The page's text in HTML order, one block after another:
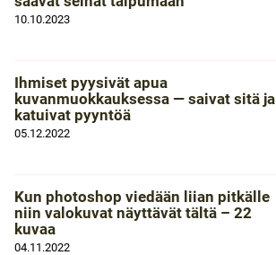
10.10.2023
Ihmiset pyysivät apua
kuvanmuokkauksessa — saivat sitä ja
katuivat pyyntöä
05.12.2022
Kun photoshop viedään liian pitkälle
niin valokuvat näyttävät tältä – 22
kuvaa
04.11.2022